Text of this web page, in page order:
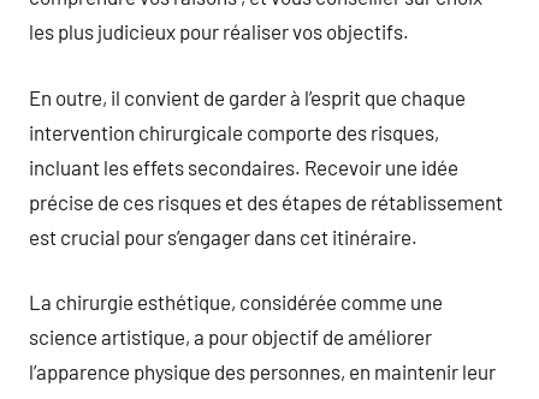
les plus judicieux pour réaliser vos objectifs.
En outre, il convient de garder à l’esprit que chaque
intervention chirurgicale comporte des risques,
incluant les effets secondaires. Recevoir une idée
précise de ces risques et des étapes de rétablissement
est crucial pour s’engager dans cet itinéraire.
La chirurgie esthétique, considérée comme une
science artistique, a pour objectif de améliorer
l’apparence physique des personnes, en maintenir leur